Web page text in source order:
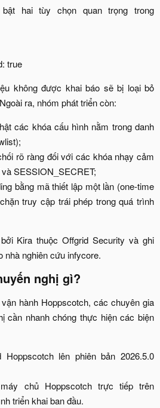
hai tùy chọn quan trọng trong
true​
không được khai báo sẽ bị loại bỏ
ra, nhóm phát triển còn:​
các khóa cấu hình nằm trong danh
rõ ràng đối với các khóa nhạy cảm
SESSION_SECRET;​
bằng mã thiết lập một lần (one-time
truy cập trái phép trong quá trình
Kira thuộc Offgrid Security và ghi
nhà nghiên cứu infycore.​
nghị gì?​
hành Hoppscotch, các chuyên gia
cần nhanh chóng thực hiện các biện
Hoppscotch lên phiên bản 2026.5.0
chủ Hoppscotch trực tiếp trên
triển khai ban đầu.​